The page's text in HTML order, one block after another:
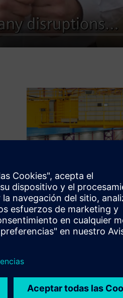
Foto de Fix Media